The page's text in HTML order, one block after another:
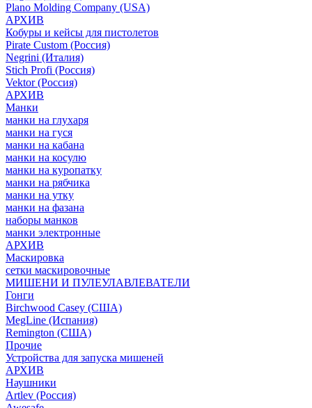
Plano Molding Company (USA)
АРХИВ
Кобуры и кейсы для пистолетов
Pirate Custom (Россия)
Negrini (Италия)
Stich Profi (Россия)
Vektor (Россия)
АРХИВ
Манки
манки на глухаря
манки на гуся
манки на кабана
манки на косулю
манки на куропатку
манки на рябчика
манки на утку
манки на фазана
наборы манков
манки электронные
АРХИВ
Маскировка
сетки маскировочные
МИШЕНИ И ПУЛЕУЛАВЛЕВАТЕЛИ
Гонги
Birchwood Casey (США)
MegLine (Испания)
Remington (США)
Прочие
Устройства для запуска мишеней
АРХИВ
Наушники
Artlev (Россия)